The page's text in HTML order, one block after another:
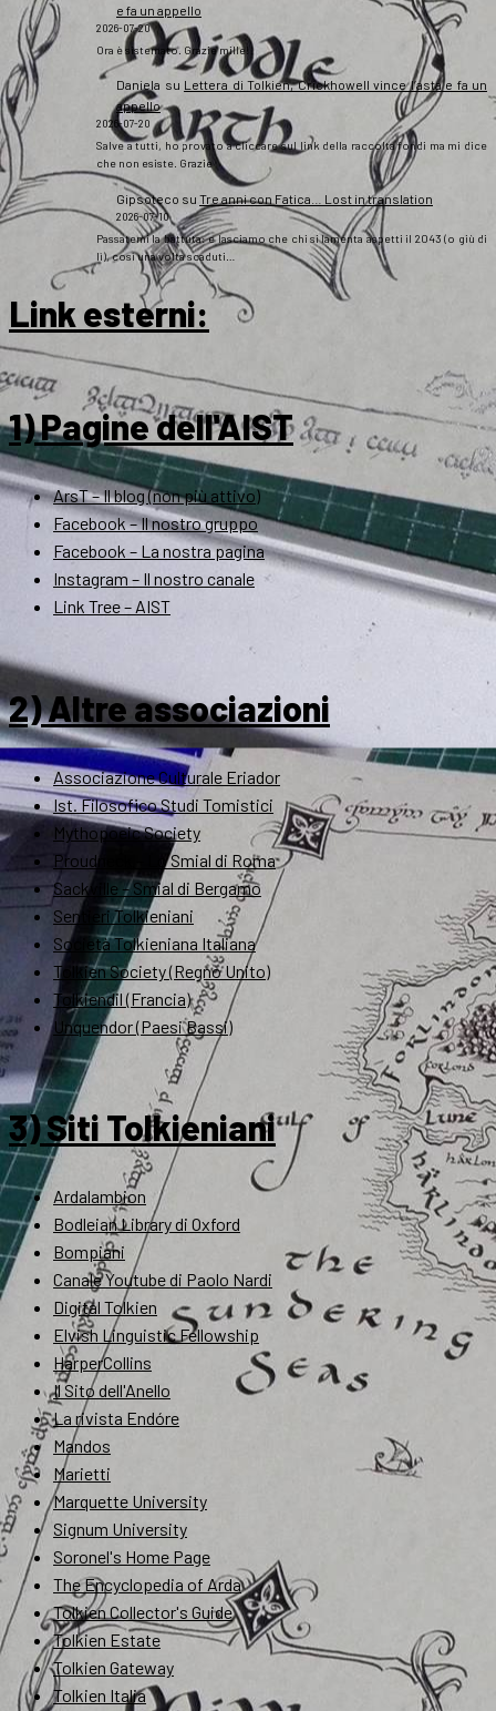
e fa un appello
2026-07-20
Ora è sistemato. Grazie mille!
Daniela su Lettera di Tolkien, Crickhowell vince l’asta e fa un
appello
2026-07-20
Salve a tutti, ho provato a cliccare sul link della raccolta fondi ma mi dice
che non esiste. Grazie
Gipsoteco su Tre anni con Fatica… Lost in translation
2026-07-10
Passatemi la battuta: e lasciamo che chi si lamenta aspetti il 2043 (o giù di
lì), così una volta scaduti…
Link esterni:
1) Pagine dell'AIST
ArsT – Il blog (non più attivo)
Facebook – Il nostro gruppo
Facebook – La nostra pagina
Instagram – Il nostro canale
Link Tree – AIST
2) Altre associazioni
Associazione Culturale Eriador
Ist. Filosofico Studi Tomistici
Mythopoeic Society
Proudneck – Lo Smial di Roma
Sackville – Smial di Bergamo
Sentieri Tolkieniani
Società Tolkieniana Italiana
Tolkien Society (Regno Unito)
Tolkiendil (Francia)
Unquendor (Paesi Bassi)
3) Siti Tolkieniani
Ardalambion
Bodleian Library di Oxford
Bompiani
Canale Youtube di Paolo Nardi
Digital Tolkien
Elvish Linguistic Fellowship
HarperCollins
Il Sito dell'Anello
La rivista Endóre
Mandos
Marietti
Marquette University
Signum University
Soronel's Home Page
The Encyclopedia of Arda
Tolkien Collector's Guide
Tolkien Estate
Tolkien Gateway
Tolkien Italia